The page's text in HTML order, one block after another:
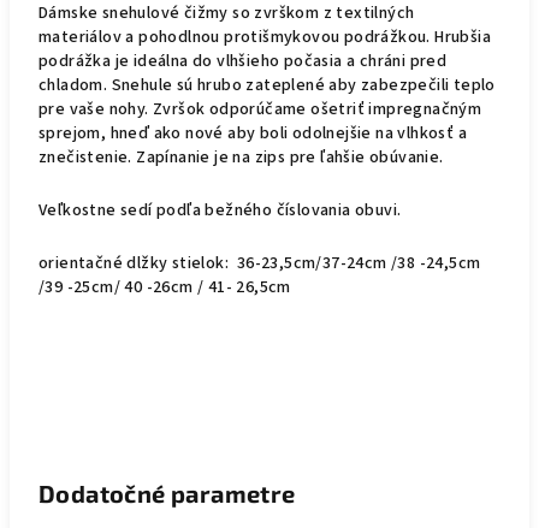
Dámske snehulové čižmy so zvrškom z textilných
materiálov a pohodlnou protišmykovou podrážkou. Hrubšia
podrážka je ideálna do vlhšieho počasia a chráni pred
chladom. Snehule sú hrubo zateplené aby zabezpečili teplo
pre vaše nohy. Zvršok odporúčame ošetriť impregnačným
sprejom, hneď ako nové aby boli odolnejšie na vlhkosť a
znečistenie. Zapínanie je na zips pre ľahšie obúvanie.
Veľkostne sedí podľa bežného číslovania obuvi.
orientačné dlžky stielok: 36-23,5cm/37-24cm /38 -24,5cm
/39 -25cm/ 40 -26cm / 41- 26,5cm
Dodatočné parametre